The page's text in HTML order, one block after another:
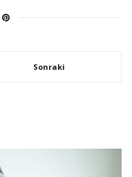
Sonraki